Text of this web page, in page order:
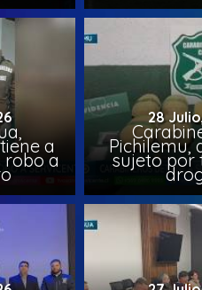
a
robo a
28
Pichilemu,
sujeto por